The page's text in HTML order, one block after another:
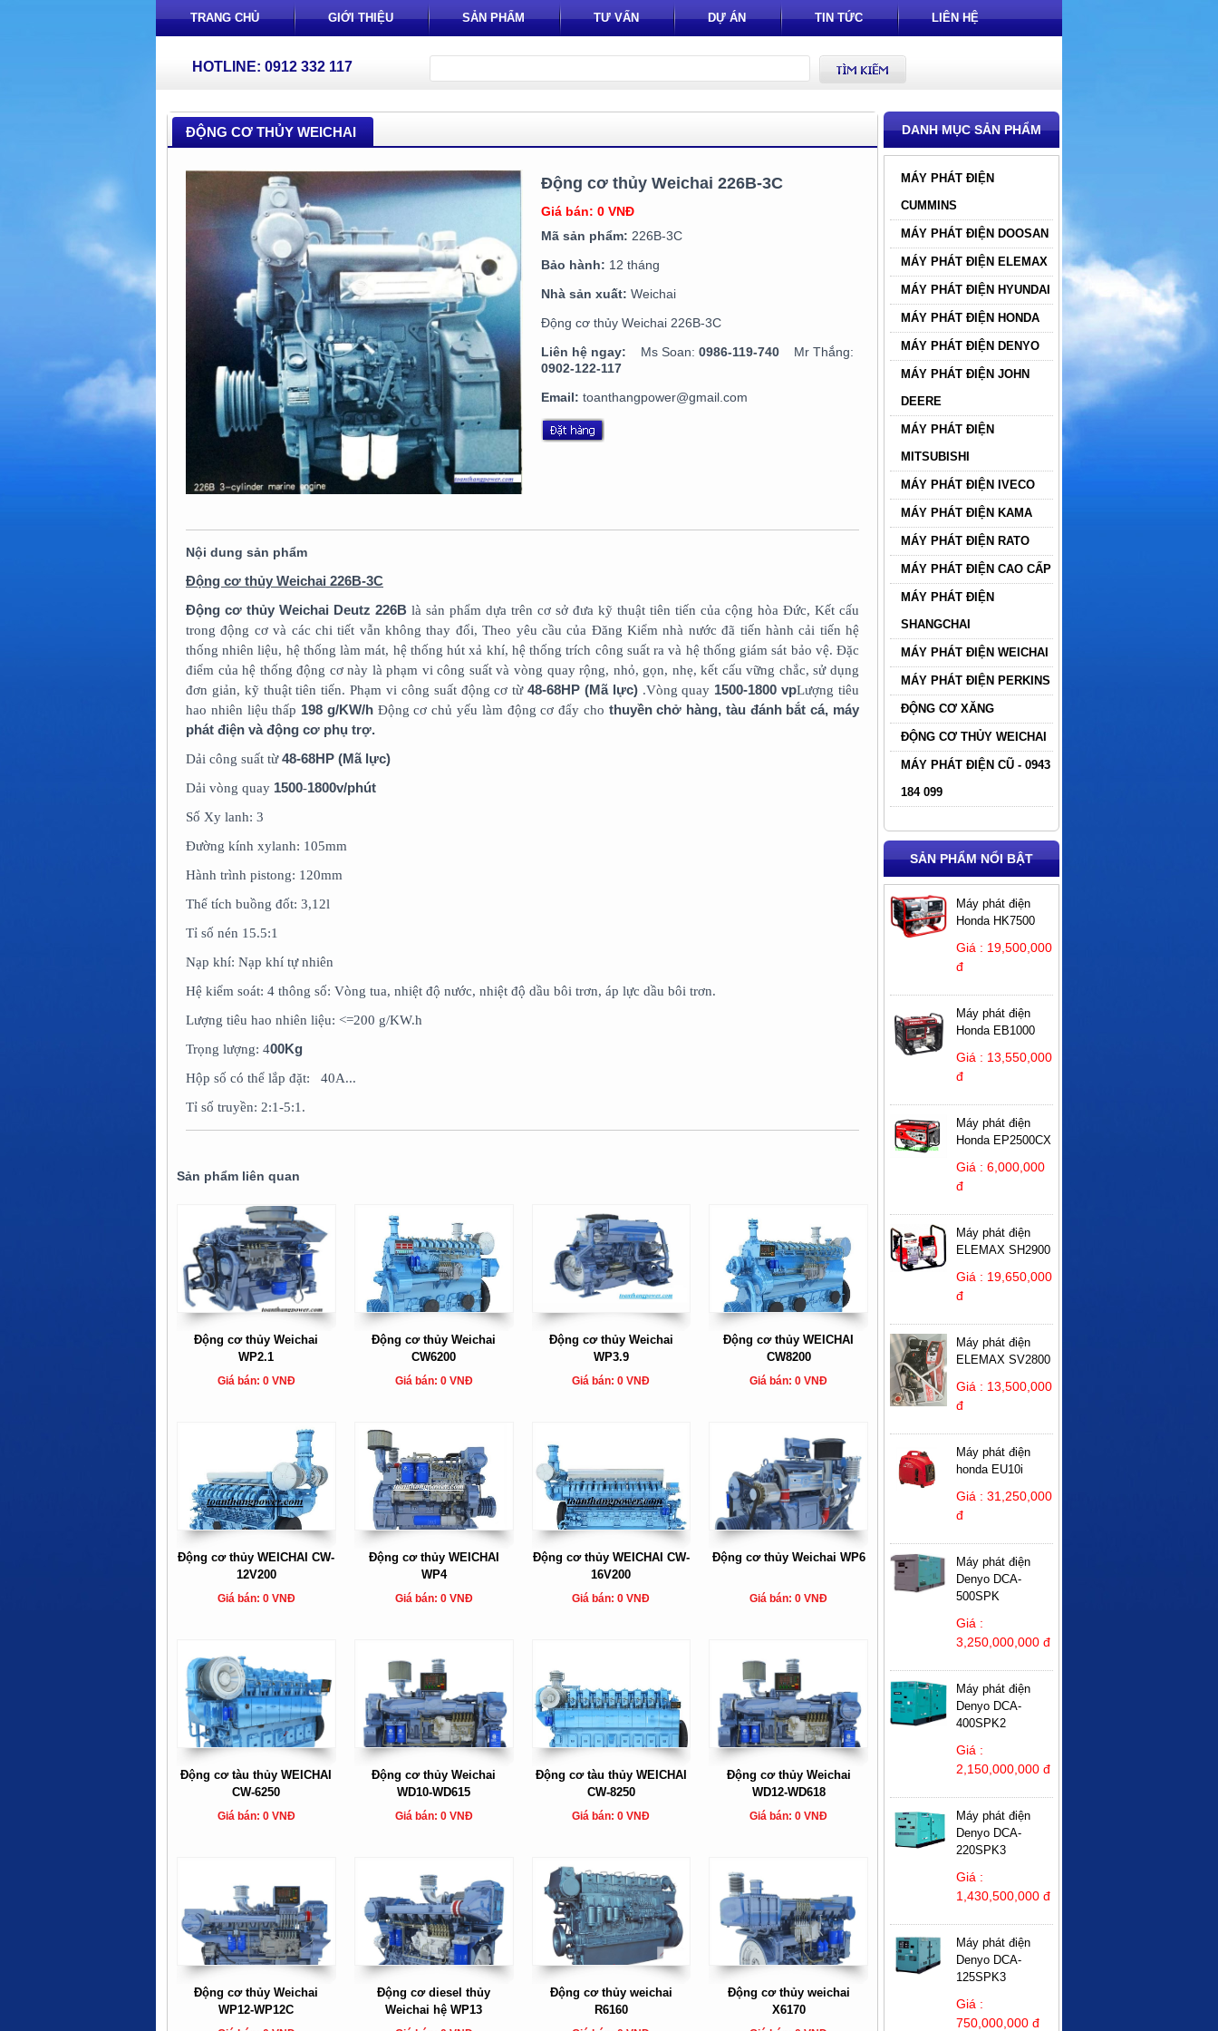
TRANG CHỦ GIỚI THIỆU SẢN PHẨM TƯ VẤN DỰ ÁN TIN TỨC LIÊN HỆ
HOTLINE: 0912 332 117
ĐỘNG CƠ THỦY WEICHAI
Động cơ thủy Weichai 226B-3C
Giá bán: 0 VNĐ
Mã sản phẩm: 226B-3C
Bảo hành: 12 tháng
Nhà sản xuất: Weichai
Động cơ thủy Weichai 226B-3C
Liên hệ ngay:
Ms Soan: 0986-119-740Mr Thắng:
0902-122-117
Email: toanthangpower@gmail.com
Nội dung sản phẩm
Động cơ thủy Weichai 226B-3C
Động cơ thủy Weichai Deutz 226B là sản phẩm dựa trên cơ sở đưa kỹ thuật tiên tiến của cộng hòa Đức, Kết cấu
trong động cơ và các chi tiết vẫn không thay đổi, Theo yêu cầu của Đăng Kiểm nhà nước đã tiến hành cải tiến hệ
thống nhiên liệu, hệ thống làm mát, hệ thống hút xả khí, hệ thống trích công suất ra và hệ thống giám sát bảo vệ. Đặc
điểm của hệ thống động cơ này là phạm vi công suất và vòng quay rộng, nhỏ, gọn, nhẹ, kết cấu vững chắc, sử dụng
đơn giản, kỹ thuật tiên tiến. Phạm vi công suất động cơ từ48-68HP (Mã lực).Vòng quay 1500-1800 vpLượng tiêu
hao nhiên liệu thấp 198 g/KW/h Động cơ chủ yếu làm động cơ đẩy cho thuyền chở hàng, tàu đánh bắt cá, máy
phát điện và động cơ phụ trợ.
Dải công suất từ48-68HP (Mã lực)
Dải vòng quay 1500-1800v/phút
Số Xy lanh: 3
Đường kính xylanh: 105mm
Hành trình pistong: 120mm
Thể tích buồng đốt: 3,12l
Tỉ số nén 15.5:1
Nạp khí: Nạp khí tự nhiên
Hệ kiểm soát: 4 thông số: Vòng tua, nhiệt độ nước, nhiệt độ dầu bôi trơn, áp lực dầu bôi trơn.
Lượng tiêu hao nhiên liệu: <=200 g/KW.h
Trọng lượng: 400Kg
Hộp số có thể lắp đặt: 40A...
Tỉ số truyền: 2:1-5:1.
Sản phẩm liên quan
Động cơ thủy Weichai
WP2.1
Giá bán: 0 VNĐ
Động cơ thủy Weichai
CW6200
Giá bán: 0 VNĐ
Động cơ thủy Weichai
WP3.9
Giá bán: 0 VNĐ
Động cơ thủy WEICHAI
CW8200
Giá bán: 0 VNĐ
Động cơ thủy WEICHAI CW-
12V200
Giá bán: 0 VNĐ
Động cơ thủy WEICHAI
WP4
Giá bán: 0 VNĐ
Động cơ thủy WEICHAI CW-
16V200
Giá bán: 0 VNĐ
Động cơ thủy Weichai WP6
Giá bán: 0 VNĐ
Động cơ tàu thủy WEICHAI
CW-6250
Giá bán: 0 VNĐ
Động cơ thủy Weichai
WD10-WD615
Giá bán: 0 VNĐ
Động cơ tàu thủy WEICHAI
CW-8250
Giá bán: 0 VNĐ
Động cơ thủy Weichai
WD12-WD618
Giá bán: 0 VNĐ
Động cơ thủy Weichai
WP12-WP12C
Động cơ diesel thủy
Weichai hệ WP13
Động cơ thủy weichai
R6160
Động cơ thủy weichai
X6170
DANH MỤC SẢN PHẨM
MÁY PHÁT ĐIỆN
CUMMINS
MÁY PHÁT ĐIỆN DOOSAN
MÁY PHÁT ĐIỆN ELEMAX
MÁY PHÁT ĐIỆN HYUNDAI
MÁY PHÁT ĐIỆN HONDA
MÁY PHÁT ĐIỆN DENYO
MÁY PHÁT ĐIỆN JOHN
DEERE
MÁY PHÁT ĐIỆN
MITSUBISHI
MÁY PHÁT ĐIỆN IVECO
MÁY PHÁT ĐIỆN KAMA
MÁY PHÁT ĐIỆN RATO
MÁY PHÁT ĐIỆN CAO CẤP
MÁY PHÁT ĐIỆN
SHANGCHAI
MÁY PHÁT ĐIỆN WEICHAI
MÁY PHÁT ĐIỆN PERKINS
ĐỘNG CƠ XĂNG
ĐỘNG CƠ THỦY WEICHAI
MÁY PHÁT ĐIỆN CŨ - 0943
184 099
SẢN PHẨM NỔI BẬT
Máy phát điện
Honda HK7500
Giá : 19,500,000
đ
Máy phát điện
Honda EB1000
Giá : 13,550,000
đ
Máy phát điện
Honda EP2500CX
Giá : 6,000,000
đ
Máy phát điện
ELEMAX SH2900
Giá : 19,650,000
đ
Máy phát điện
ELEMAX SV2800
Giá : 13,500,000
đ
Máy phát điện
honda EU10i
Giá : 31,250,000
đ
Máy phát điện
Denyo DCA-
500SPK
Giá :
3,250,000,000 đ
Máy phát điện
Denyo DCA-
400SPK2
Giá :
2,150,000,000 đ
Máy phát điện
Denyo DCA-
220SPK3
Giá :
1,430,500,000 đ
Máy phát điện
Denyo DCA-
125SPK3
Giá :
750,000,000 đ